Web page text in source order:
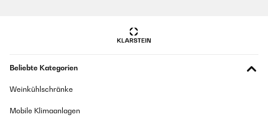
Relativ große Verpackung, dafür aber auch viele Karten. Habe es gleich
Beliebte Kategorien
Weinkühlschränke
Mobile Klimaanlagen